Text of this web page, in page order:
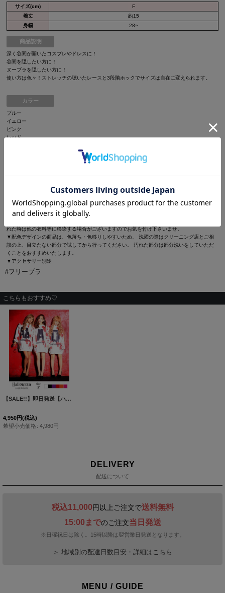
サイズ(cm)
F
着丈
約15
身幅
28~
商品説明
深く谷間が開いたコスプレやドレスに！
谷間を隠したい方に！
ヌーブラを隠したい方に！
使い方は色々！ストレッチの聴いたレースと3段階ホックでサイズは自在に変えられます。
カラー
ブルー
イエロー
ピンク
レッド
メージ違いによる返品は承ることができません。
▼商品の特性上、生地の取り位置により柄の出方・ニュアンスなど多少の個体差が生じ、画像
と表情が異なることがございます。また柄が縫い合わせ部分で必ずしも合っていないことがご
ざいます。
れた時は他の衣料等に移染する場合がございますのでお気を付け下さいませ。
▼配色デザインの商品は、色落ち・色移りしやすいため、 洗濯の際はクリーニング店とご相
談の上、目立たない部分で試してから行ってください。 汚れた部分は部分洗いをしていただ
くことをおすすめいたします。
▼アクセサリー別途
#フリーブラ
こちらもおすすめ♡
【SALE!!】即日発送【ハロウィン】Myブラッドタイプ主張！インパクト大血液型トレーナーコスプレ「jSB1607」[HC03]
4,950円(税込)
希望小売価格 : 4,980円
DELIVERY
配送について
税込11,000円以上ご注文で送料無料
15:00までのご注文当日発送
※日曜祝日は除く。15時以降は翌営業日発送となります。
＞ 地域別の配達日数目安・詳細はこちら
MENU / GUIDE